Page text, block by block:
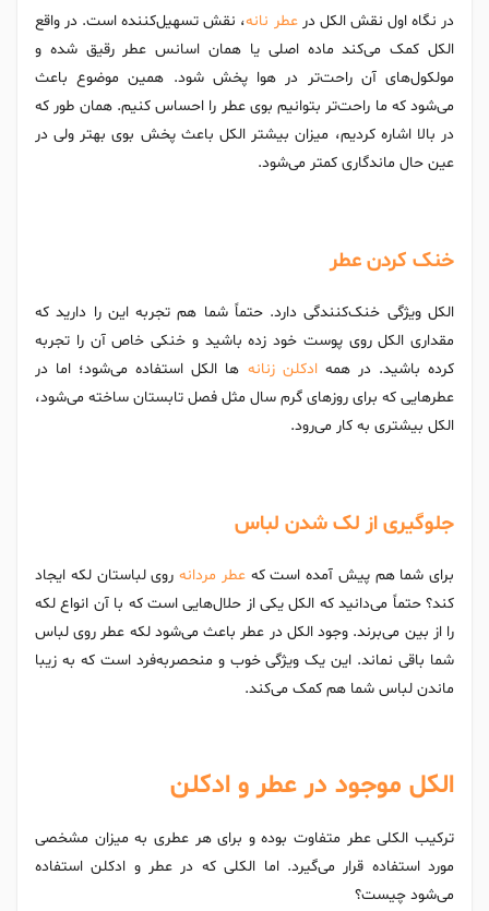
در نگاه اول نقش الکل درعطر نانه، نقش تسهیل‌کننده است. در واقع
الکل کمک می‌کند ماده اصلی یا همان اسانس عطر رقیق شده و
مولکول‌های آن راحت‌تر در هوا پخش شود. همین موضوع باعث
می‌شود که ما راحت‌تر بتوانیم بوی عطر را احساس کنیم. همان طور که
در بالا اشاره کردیم، میزان بیشتر الکل باعث پخش بوی بهتر ولی در
عین حال ماندگاری کمتر می‌شود.
خنک کردن عطر
الکل ویژگی خنک‌کنندگی دارد. حتماً شما هم تجربه این را دارید که
مقداری الکل روی پوست خود زده باشید و خنکی خاص آن را تجربه
کرده باشید. در همهادکلن زنانه ها الکل استفاده می‌شود؛ اما در
عطرهایی که برای روزهای گرم سال مثل فصل تابستان ساخته می‌شود،
الکل بیشتری به کار می‌رود.
جلوگیری از لک شدن لباس
برای شما هم پیش آمده است کهعطر مردانه روی لباستان لکه ایجاد
کند؟ حتماً می‌دانید که الکل یکی از حلال‌هایی است که با آن انواع لکه
را از بین می‌برند. وجود الکل در عطر باعث می‌شود لکه عطر روی لباس
شما باقی نماند. این یک ویژگی خوب و منحصربه‌فرد است که به زیبا
ماندن لباس شما هم کمک می‌کند.
الکل موجود در عطر و ادکلن
ترکیب الکلی عطر متفاوت بوده و برای هر عطری به میزان مشخصی
مورد استفاده قرار می‌گیرد. اما الکلی که در عطر و ادکلن استفاده
می‌شود چیست؟